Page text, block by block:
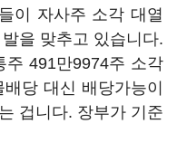
이 자사주 소각 대열
을 맞추고 있습니다.
주 491만9974주 소각
당 대신 배당가능이
겁니다. 장부가 기준